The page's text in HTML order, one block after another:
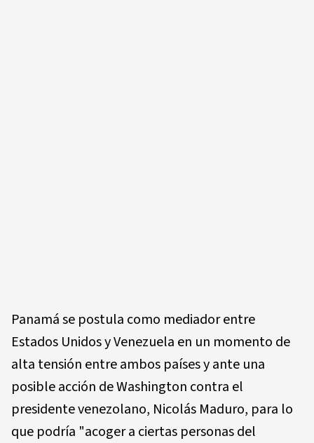
Panamá se postula como mediador entre
Estados Unidos y Venezuela en un momento de
alta tensión entre ambos países y ante una
posible acción de Washington contra el
presidente venezolano, Nicolás Maduro, para lo
que podría "acoger a ciertas personas del